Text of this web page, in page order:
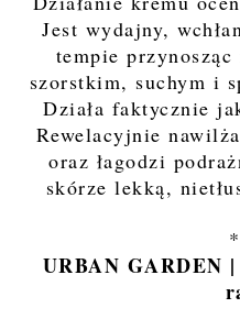
Jest wydajny,
tempie
szorstkim, suchym i
Działa faktycznie
Rewelacyjnie
oraz łagodzi
skórze lekką,
URBAN GARDEN